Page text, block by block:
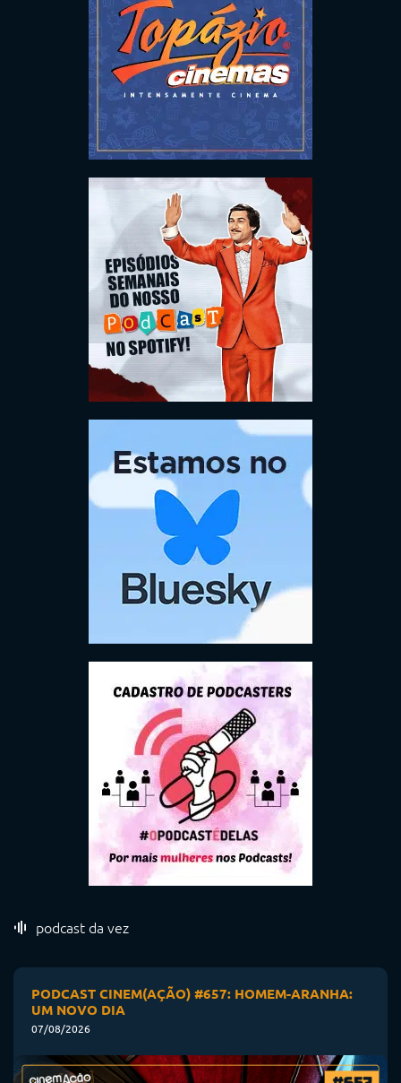
podcast da vez
PODCAST CINEM(AÇÃO) #657: HOMEM-ARANHA:
UM NOVO DIA
07/08/2026